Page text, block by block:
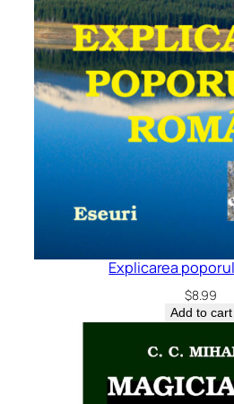
Explicarea
$8.99
Add to cart